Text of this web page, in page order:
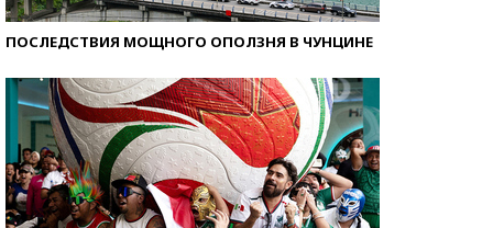
ПОСЛЕДСТВИЯ МОЩНОГО ОПОЛЗНЯ В ЧУНЦИНЕ